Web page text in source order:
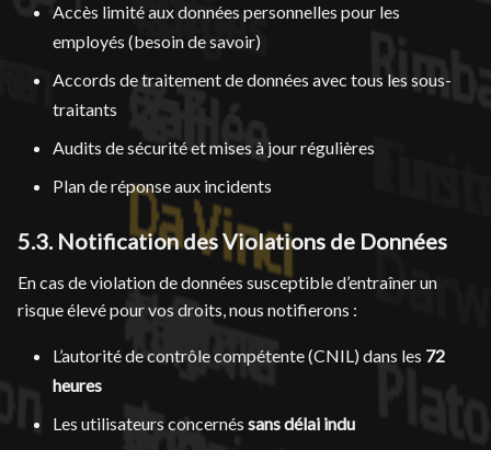
Accès limité aux données personnelles pour les
employés (besoin de savoir)
Accords de traitement de données avec tous les sous-
traitants
Audits de sécurité et mises à jour régulières
Plan de réponse aux incidents
5.3. Notification des Violations de Données
En cas de violation de données susceptible d’entraîner un
risque élevé pour vos droits, nous notifierons :
L’autorité de contrôle compétente (CNIL) dans les 72
heures
Les utilisateurs concernés sans délai indu